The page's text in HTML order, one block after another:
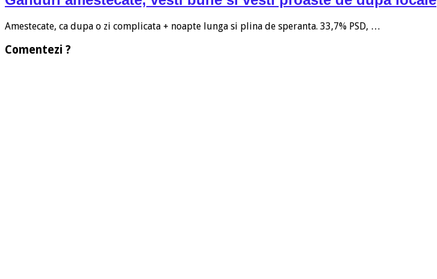
Amestecate, ca dupa o zi complicata + noapte lunga si plina de speranta. 33,7% PSD, …
Comentezi ?